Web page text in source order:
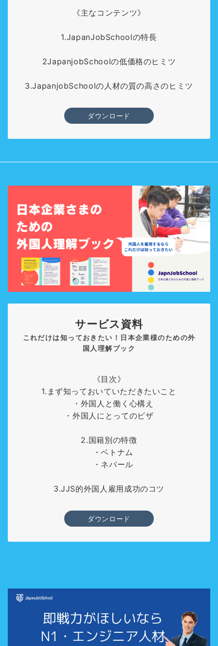
《主なコンテンツ》
1.JapanJobSchoolの特長
2JapanjobSchoolの低価格のヒミツ
3.JapanjobSchoolの人材の質の高さのヒミツ
ダウンロード
サービス資料
これだけは知っておきたい！日本企業様のための外
国人理解ブック
《目次》
1.まず知っておいていただきたいこと
・外国人と働く心構え
・外国人にとってのビザ
2.国籍別の特徴
・ベトナム
・ネパール
3.JJS的外国人雇用成功のコツ
ダウンロード